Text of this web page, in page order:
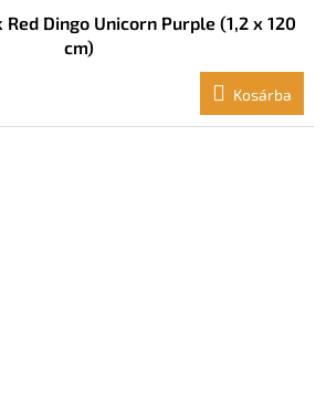
Dingo Unicorn Purple (1,2 x 120
cm)
Kosárba